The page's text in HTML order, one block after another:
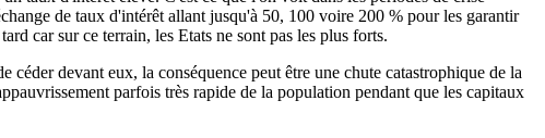
de taux d'intérêt allant jusqu'à 50, 100 voire 200 % pour les garantir
car sur ce terrain, les Etats ne sont pas les plus forts.
devant eux, la conséquence peut être une chute catastrophique de la
parfois très rapide de la population pendant que les capitaux